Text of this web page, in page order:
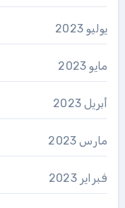
يوليو 2023
مايو 2023
أبريل 2023
مارس 2023
فبراير 2023